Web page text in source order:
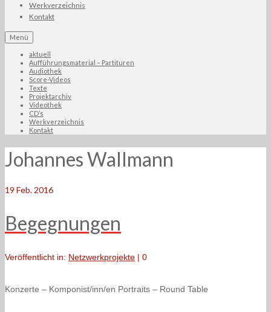
Werkverzeichnis
Kontakt
Menü
aktuell
Aufführungsmaterial – Partituren
Audiothek
Score-Videos
Texte
Projektarchiv
Videothek
CD’s
Werkverzeichnis
Kontakt
Johannes Wallmann
19 Feb. 2016
Begegnungen
Veröffentlicht in: Netzwerkprojekte | 0
Konzerte – Komponist/inn/en Portraits – Round Table